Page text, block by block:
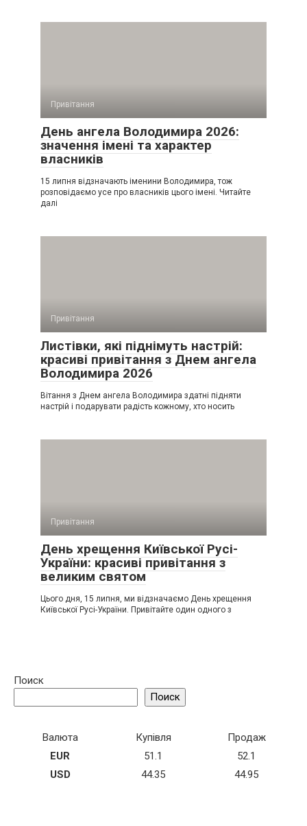
Привітання
День ангела Володимира 2026:
значення імені та характер
власників
15 липня відзначають іменини Володимира, тож
розповідаємо усе про власників цього імені. Читайте
далі
Привітання
Листівки, які піднімуть настрій:
красиві привітання з Днем ангела
Володимира 2026
Вітання з Днем ангела Володимира здатні підняти
настрій і подарувати радість кожному, хто носить
Привітання
День хрещення Київської Русі-
України: красиві привітання з
великим святом
Цього дня, 15 липня, ми відзначаємо День хрещення
Київської Русі-України. Привітайте один одного з
Поиск
Поиск
Валюта Купівля
Продаж
EUR
51.1
52.1
USD
44.35 44.95